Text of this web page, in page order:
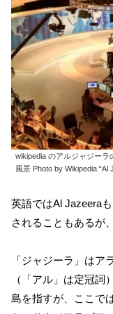
wikipedia のアルジャジー
風景 Photo by Wikipedia “Al
英語ではAl Jazeera
されることもあるが
「ジャジーラ」はア
（「アル」は定冠
島を指すが、ここで